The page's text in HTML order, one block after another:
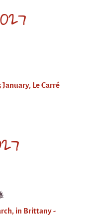
Le Carré
in Brittany -